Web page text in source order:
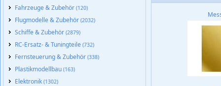
Fahrzeuge & Zubehör (120)
Flugmodelle & Zubehör (2032)
Schiffe & Zubehör (2879)
RC-Ersatz- & Tuningteile (732)
Fernsteuerung & Zubehör (338)
Plastikmodellbau (163)
Elektronik (1302)